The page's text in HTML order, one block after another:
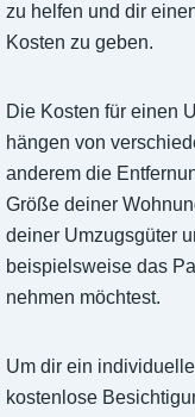
zu helfen und dir
Kosten zu geben.
Die Kosten für einen
hängen von
anderem die
Größe deiner
deiner Umzugsgüter
beispielsweise das
nehmen möchtest.
Um dir ein
kostenlose